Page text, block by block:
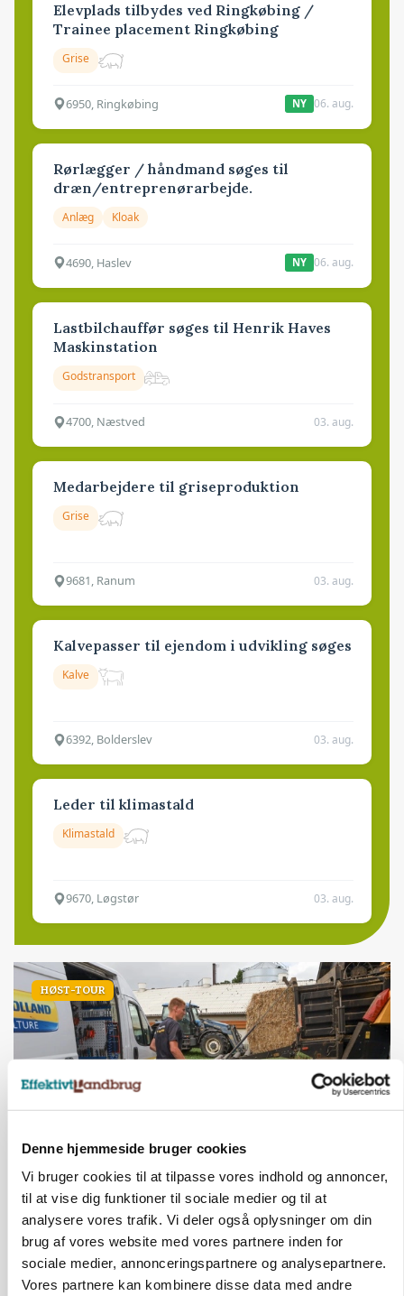
Denne hjemmeside bruger cookies
Vi bruger cookies til at tilpasse vores indhold og annoncer,
til at vise dig funktioner til sociale medier og til at
analysere vores trafik. Vi deler også oplysninger om din
brug af vores website med vores partnere inden for
sociale medier, annonceringspartnere og analysepartnere.
Vores partnere kan kombinere disse data med andre
Elevplads tilbydes ved Ringkøbing /
Trainee placement Ringkøbing
Grise
6950, Ringkøbing NY 06. aug.
Rørlægger / håndmand søges til
dræn/entreprenørarbejde.
Anlæg Kloak
4690, Haslev NY 06. aug.
Lastbilchauffør søges til Henrik Haves
Maskinstation
Godstransport
4700, Næstved 03. aug.
Medarbejdere til griseproduktion
Grise
9681, Ranum 03. aug.
Kalvepasser til ejendom i udvikling søges
Kalve
6392, Bolderslev 03. aug.
Leder til klimastald
Klimastald
9670, Løgstør 03. aug.
HØST-TOUR
PLANTER
18 montører står klar i høsten: Sådan holder PN
Maskiner landmænd i gang